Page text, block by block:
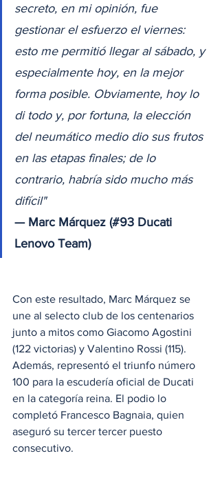
secreto, en mi opinión, fue
gestionar el esfuerzo el viernes:
esto me permitió llegar al sábado, y
especialmente hoy, en la mejor
forma posible. Obviamente, hoy lo
di todo y, por fortuna, la elección
del neumático medio dio sus frutos
en las etapas finales; de lo
contrario, habría sido mucho más
difícil"
— Marc Márquez (#93 Ducati
Lenovo Team)
Con este resultado, Marc Márquez se
une al selecto club de los centenarios
junto a mitos como Giacomo Agostini
(122 victorias) y Valentino Rossi (115).
Además, representó el triunfo número
100 para la escudería oficial de Ducati
en la categoría reina. El podio lo
completó Francesco Bagnaia, quien
aseguró su tercer tercer puesto
consecutivo.